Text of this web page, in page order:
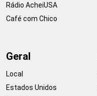
Rádio AcheiUSA
Café com Chico
Geral
Local
Estados Unidos